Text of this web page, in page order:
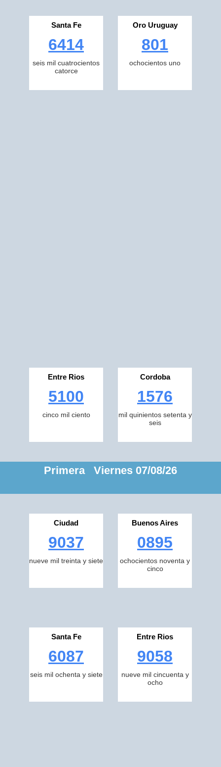
Santa Fe
6414
seis mil cuatrocientos
catorce
Oro Uruguay
801
ochocientos uno
Entre Rios
5100
cinco mil ciento
Cordoba
1576
mil quinientos setenta y
seis
Primera Viernes 07/08/26
Ciudad
9037
nueve mil treinta y siete
Buenos Aires
0895
ochocientos noventa y
cinco
Santa Fe
6087
seis mil ochenta y siete
Entre Rios
9058
nueve mil cincuenta y
ocho